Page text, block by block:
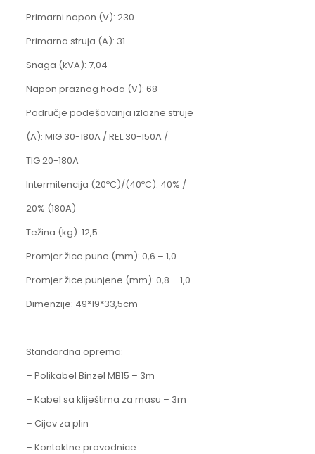
Primarni napon (V): 230
Primarna struja (A): 31
Snaga (kVA): 7,04
Napon praznog hoda (V): 68
Područje podešavanja izlazne struje
(A): MIG 30-180A / REL 30-150A /
TIG 20-180A
Intermitencija (20ºC)/(40ºC): 40% /
20% (180A)
Težina (kg): 12,5
Promjer žice pune (mm): 0,6 – 1,0
Promjer žice punjene (mm): 0,8 – 1,0
Dimenzije: 49*19*33,5cm
Standardna oprema:
– Polikabel Binzel MB15 – 3m
– Kabel sa kliještima za masu – 3m
– Cijev za plin
– Kontaktne provodnice